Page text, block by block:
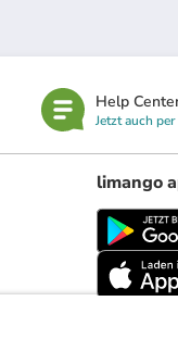
Help
Jetzt auch
limango